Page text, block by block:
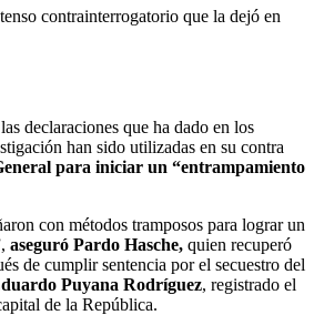
contrainterrogatorio que la dejó en
declaraciones que ha dado en los
han sido utilizadas en su contra
para iniciar un “entrampamiento
con métodos tramposos para lograr un
aseguró Pardo Hasche, quien recuperó
de cumplir sentencia por el secuestro del
Puyana Rodríguez, registrado el
de la República.